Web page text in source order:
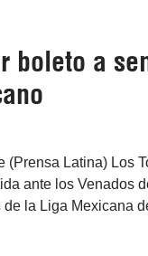
boleto a
(Prensa Latina) Los
ante los Venados
la Liga Mexicana